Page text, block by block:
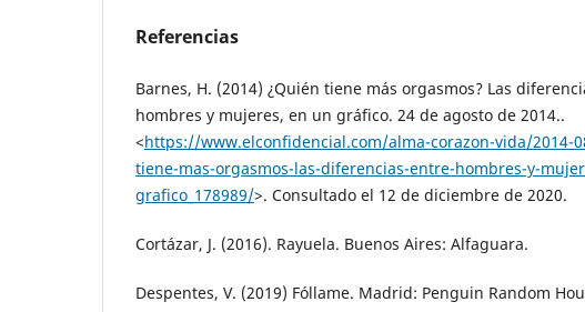
Referencias
Barnes, H. (2014) ¿Quién tiene más orgasmos? Las
hombres y mujeres, en un gráfico. 24 de agosto de 2014..
<https://www.elconfidencial.com/alma-corazon-vida/2014-
tiene-mas-orgasmos-las-diferencias-entre-hombres-y-
grafico_178989/>. Consultado el 12 de diciembre de 2020.
Cortázar, J. (2016). Rayuela. Buenos Aires: Alfaguara.
Despentes, V. (2019) Fóllame. Madrid: Penguin Random